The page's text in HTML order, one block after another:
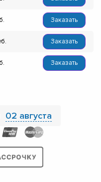
Заказать
Заказать
Заказать
02 августа